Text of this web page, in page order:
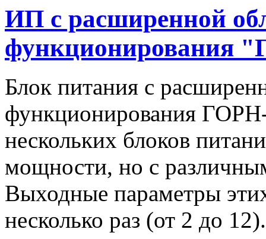
ИП с расширенной
функционирования
Блок питания с
функционирования
нескольких блоков
мощности, но с
Выходные параметры
несколько раз (от 2 до